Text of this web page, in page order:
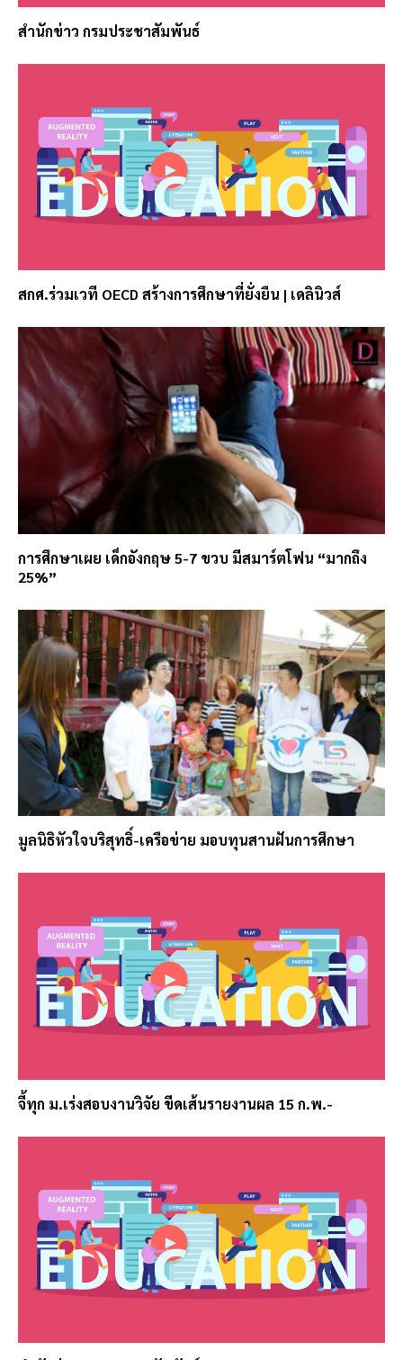
สำนักข่าว กรมประชาสัมพันธ์
สกศ.ร่วมเวที OECD สร้างการศึกษาที่ยั่งยืน | เดลินิวส์
การศึกษาเผย เด็กอังกฤษ 5-7 ขวบ มีสมาร์ตโฟน “มากถึง
25%”
มูลนิธิหัวใจบริสุทธิ์-เครือข่าย มอบทุนสานฝันการศึกษา
จี้ทุก ม.เร่งสอบงานวิจัย ขีดเส้นรายงานผล 15 ก.พ.-